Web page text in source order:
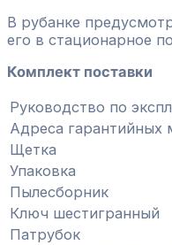
В рубанке
его в стационарное
Комплект поставки
Руководство по
Адреса гарантийных
Щетка
Упаковка
Пылесборник
Ключ шестигранный
Патрубок